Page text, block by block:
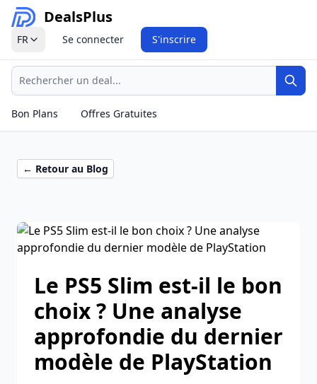
DealsPlus
FR Se connecter S'inscrire
Recherche
Bon Plans
Offres Gratuites
← Retour au Blog
Le PS5 Slim est-il le bon
choix ? Une analyse
approfondie du dernier
modèle de PlayStation